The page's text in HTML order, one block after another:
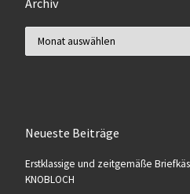
Neueste Beiträge
Erstklassige und zeitgemäße
KNOBLOCH